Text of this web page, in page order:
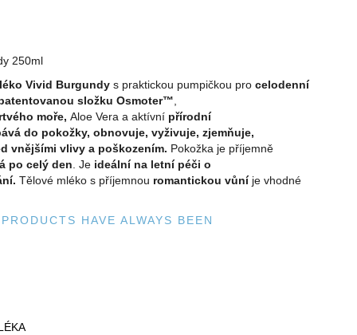
250ml
Vivid Burgundy s praktickou pumpičkou pro celodenní
složku Osmoter™,
moře, Aloe Vera a aktívní přírodní
do pokožky, obnovuje, vyživuje, zjemňuje,
vnějšími vlivy a poškozením. Pokožka je příjemně
po celý den. Je ideální na letní péči o
Tělové mléko s příjemnou romantickou vůníje vhodné
HAVE ALWAYS BEEN